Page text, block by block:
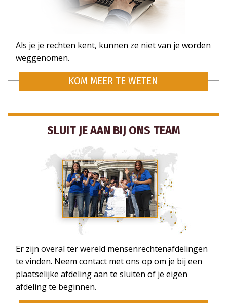
Als je je rechten kent, kunnen ze niet van je worden
weggenomen.
KOM MEER TE WETEN
SLUIT JE AAN BIJ ONS TEAM
Er zijn overal ter wereld mensenrechtenafdelingen
te vinden. Neem contact met ons op om je bij een
plaatselijke afdeling aan te sluiten of je eigen
afdeling te beginnen.